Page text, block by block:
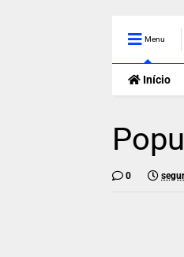
Menu
Início
0